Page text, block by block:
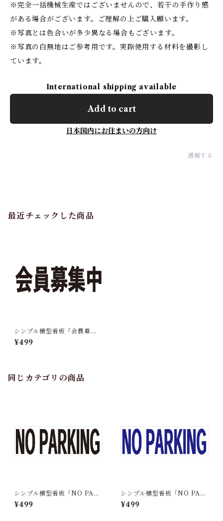
※完全一括機械生産ではございませんので、若干の手作り感
がある場合がございます。ご理解の上ご購入願います。
※写真とは色合いが多少異なる場合もございます。
※写真の白無地はご参考用です。実際使用する材料を撮影し
ています。
International shipping available
Add to cart
日本国内にお住まいの方向け
通報する
最近チェックした商品
シンプル横型看板「会員募集
中(黒)」【その他】屋外可
¥499
同じカテゴリの商品
シンプル横型看板「NO PAR
KING(黒)」【その他】屋外可
¥499
シンプル横型看板「NO PAR
KING(青)」【その他】屋外可
¥499